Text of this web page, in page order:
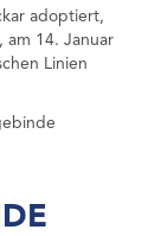
adoptiert,
am 14. Januar
Linien